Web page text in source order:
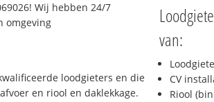
Wij hebben 24/7
omgeving
loodgieters en die
en riool en daklekkage.
van:
CV
Riool